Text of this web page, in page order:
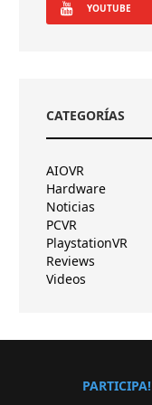
YOUTUBE
CATEGORÍAS
AIOVR
Hardware
Noticias
PCVR
PlaystationVR
Reviews
Videos
PARTICIPA!